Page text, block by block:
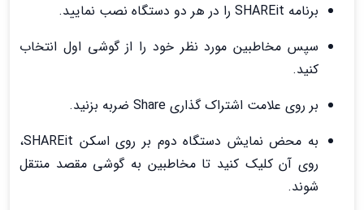
برنامه SHAREit را در هر دو دستگاه نصب نمایید.
سپس مخاطبین مورد نظر خود را از گوشی اول انتخاب
کنید.
بر روی علامت اشتراک گذاری Share ضربه بزنید.
به محض نمایش دستگاه دوم بر روی اسکن SHAREit،
روی آن کلیک کنید تا مخاطبین به گوشی مقصد منتقل
شوند.